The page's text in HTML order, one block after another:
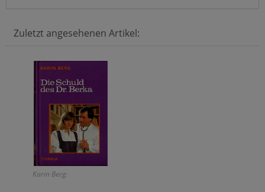
Zuletzt angesehenen Artikel:
Karin Berg: